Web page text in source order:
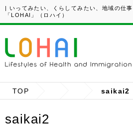
| いってみたい、くらしてみたい、地域の仕
「LOHAI」（ロハイ）
TOP saikai2
saikai2